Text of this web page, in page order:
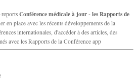
reportsConférence médicale à jour ‐ les Rapports de
en place avec les récents développements de la
internationales, d'accéder à des articles, des
avec les Rapports de la Conférence app